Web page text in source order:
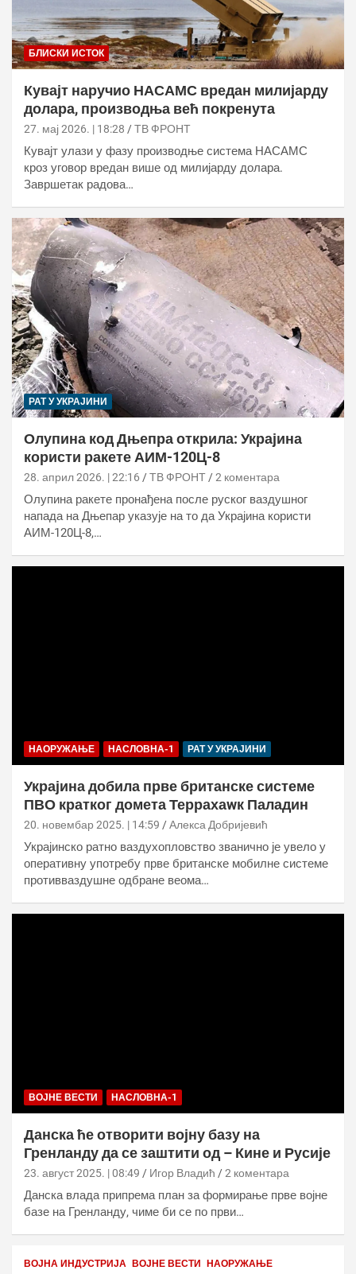
БЛИСКИ ИСТОК
Кувајт наручио НАСАМС вредан милијарду
долара, производња већ покренута
27. мај 2026. | 18:28 ТВ ФРОНТ
Кувајт улази у фазу производње система НАСАМС
кроз уговор вредан више од милијарду долара.
Завршетак радова…
РАТ У УКРАЈИНИ
Олупина код Дњепра открила: Украјина
користи ракете АИМ-120Ц-8
28. април 2026. | 22:16 ТВ ФРОНТ 2 коментара
Олупина ракете пронађена после руског ваздушног
напада на Дњепар указује на то да Украјина користи
АИМ-120Ц-8,…
НАОРУЖАЊЕ НАСЛОВНА-1 РАТ У УКРАЈИНИ
Украјина добила прве британске системе
ПВО кратког домета Террахаwк Паладин
20. новембар 2025. | 14:59 Алекса Добријевић
Украјинско ратно ваздухопловство званично је увело у
оперативну употребу прве британске мобилне системе
противваздушне одбране веома…
ВОЈНЕ ВЕСТИ НАСЛОВНА-1
Данска ће отворити војну базу на
Гренланду да се заштити од – Кине и Русије
23. август 2025. | 08:49 Игор Владић 2 коментара
Данска влада припрема план за формирање прве војне
базе на Гренланду, чиме би се по први…
ВОЈНА ИНДУСТРИЈА ВОЈНЕ ВЕСТИ НАОРУЖАЊЕ